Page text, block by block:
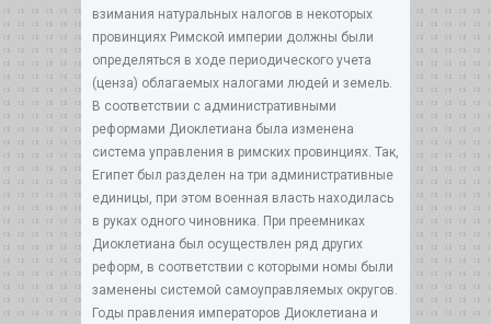
взимания натуральных налогов в некоторых
провинциях Римской империи должны были
определяться в ходе периодического учета
(ценза) облагаемых налогами людей и земель.
В соответствии с административными
реформами Диоклетиана была изменена
система управления в римских провинциях. Так,
Египет был разделен на три административные
единицы, при этом военная власть находилась
в руках одного чиновника. При преемниках
Диоклетиана был осуществлен ряд других
реформ, в соответствии с которыми номы были
заменены системой самоуправляемых округов.
Годы правления императоров Диоклетиана и